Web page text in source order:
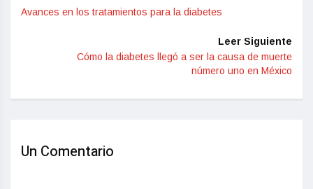
Avances en los tratamientos para la diabetes
Leer Siguiente
Cómo la diabetes llegó a ser la causa de muerte
número uno en México
Un Comentario